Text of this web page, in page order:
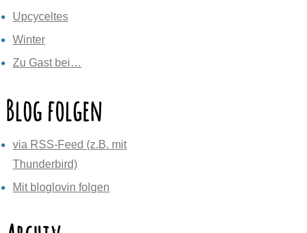
Upcyceltes
Winter
Zu Gast bei…
Blog folgen
via RSS-Feed (z.B. mit
Thunderbird)
Mit bloglovin folgen